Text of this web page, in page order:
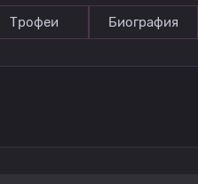
Трофеи Биография